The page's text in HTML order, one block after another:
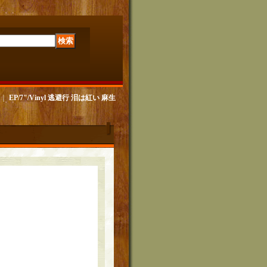
EP/7"/Vinyl 逃避行 泪は紅い 麻生